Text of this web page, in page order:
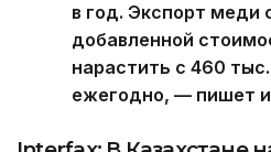
в год. Экспорт меди
добавленной
нарастить с 460
ежегодно, — пишет